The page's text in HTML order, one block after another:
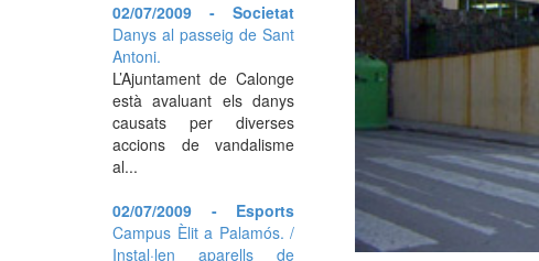
02/07/2009 - Societat
Danys al passeig de Sant
Antoni.
L’Ajuntament de Calonge
està avaluant els danys
causats per diverses
accions de vandalisme
al...
02/07/2009 - Esports
Campus Èlit a Palamós. /
Instal·len aparells de